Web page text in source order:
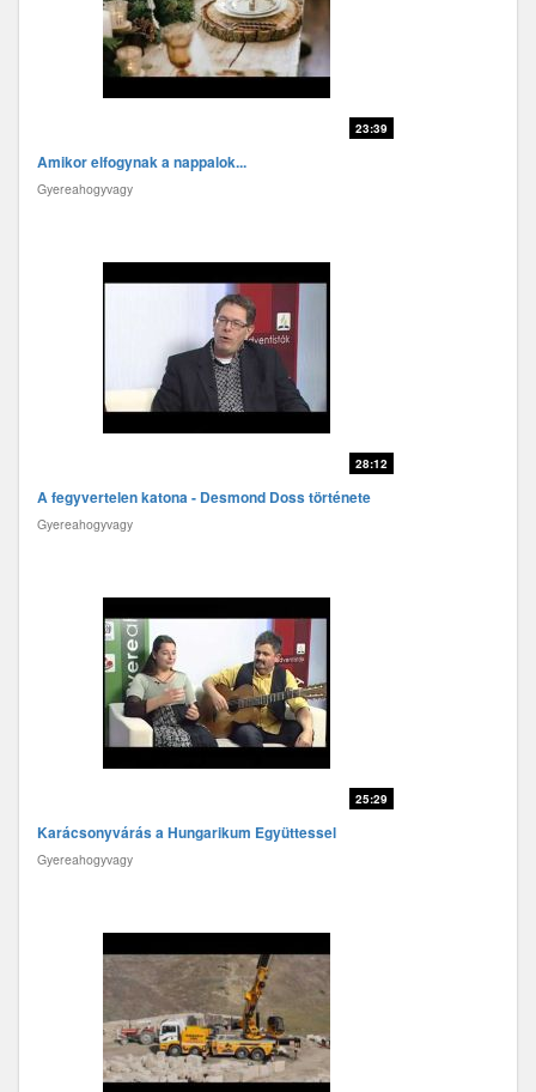
23:39
Amikor elfogynak a nappalok...
Gyereahogyvagy
28:12
A fegyvertelen katona - Desmond Doss története
Gyereahogyvagy
25:29
Karácsonyvárás a Hungarikum Együttessel
Gyereahogyvagy